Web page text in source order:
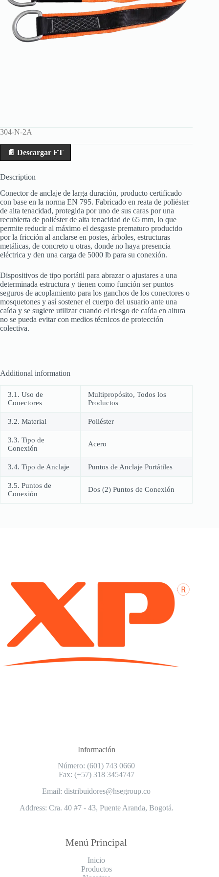
304-N-2A
📄 Descargar FT
Description
Conector de anclaje de larga duración, producto certificado
con base en la norma EN 795. Fabricado en reata de poliéster
de alta tenacidad, protegida por uno de sus caras por una
recubierta de poliéster de alta tenacidad de 65 mm, lo que
permite reducir al máximo el desgaste prematuro producido
por la fricción al anclarse en postes, árboles, estructuras
metálicas, de concreto u otras, donde no haya presencia
eléctrica y den una carga de 5000 lb para su conexión.
Dispositivos de tipo portátil para abrazar o ajustares a una
determinada estructura y tienen como función ser puntos
seguros de acoplamiento para los ganchos de los conectores o
mosquetones y así sostener el cuerpo del usuario ante una
caída y se sugiere utilizar cuando el riesgo de caída en altura
no se pueda evitar con medios técnicos de protección
colectiva.
Additional information
3.1. Uso de
Conectores
Multipropósito, Todos los
Productos
3.2. Material Poliéster
3.3. Tipo de
Conexión
Acero
3.4. Tipo de Anclaje Puntos de Anclaje Portátiles
3.5. Puntos de
Conexión
Dos (2) Puntos de Conexión
Información
Número: (601) 743 0660
Fax: (+57) 318 3454747
Email: distribuidores@hsegroup.co
Address: Cra. 40 #7 - 43, Puente Aranda, Bogotá.
Menú Principal
Inicio
Productos